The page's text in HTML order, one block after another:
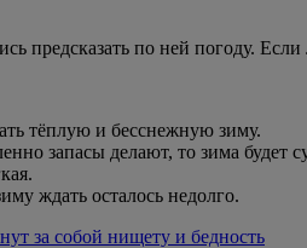
предсказать по ней погоду.
тёплую и бесснежную зиму.
запасы делают, то зима будет
ждать осталось недолго.
за собой нищету и бедность